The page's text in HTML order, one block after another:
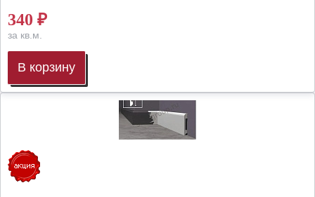
340 ₽
за кв.м.
В корзину